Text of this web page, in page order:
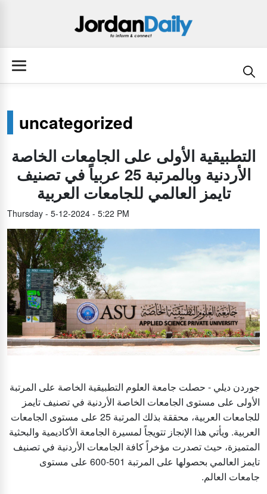
uncategorized
التطبيقية الأولى على الجامعات الخاصة
الأردنية وبالمرتبة 25 عربياً في تصنيف
تايمز العالمي للجامعات العربية
Thursday - 5-12-2024 - 5:22 PM
جوردن ديلي - حصلت جامعة العلوم التطبيقية الخاصة على المرتبة
الأولى على مستوى الجامعات الخاصة الأردنية في تصنيف تايمز
للجامعات العربية، محققة بذلك المرتبة 25 على مستوى الجامعات
العربية. ويأتي هذا الإنجاز تتويجاً لمسيرة الجامعة الأكاديمية والبحثية
المتميزة، حيث تصدرت مؤخراً كافة الجامعات الأردنية في تصنيف
تايمز العالمي بحصولها على المرتبة 501-600 على مستوى
جامعات العالم.